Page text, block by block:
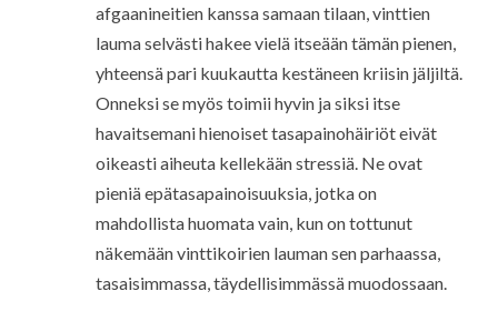
afgaanineitien kanssa samaan tilaan, vinttien
lauma selvästi hakee vielä itseään tämän pienen,
yhteensä pari kuukautta kestäneen kriisin jäljiltä.
Onneksi se myös toimii hyvin ja siksi itse
havaitsemani hienoiset tasapainohäiriöt eivät
oikeasti aiheuta kellekään stressiä. Ne ovat
pieniä epätasapainoisuuksia, jotka on
mahdollista huomata vain, kun on tottunut
näkemään vinttikoirien lauman sen parhaassa,
tasaisimmassa, täydellisimmässä muodossaan.